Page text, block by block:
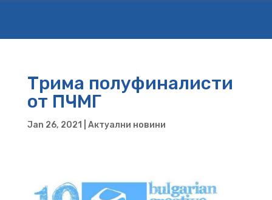
Трима полуфиналисти
от ПЧМГ
Jan 26, 2021 Актуални новини